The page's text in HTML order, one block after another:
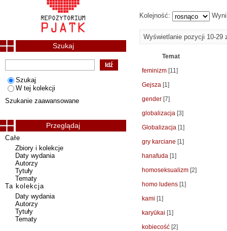
Kolejność:
Wyświetlanie pozycji 10-29
Temat
feminizm [11]
Gejsza [1]
gender [7]
globalizacja [3]
Globalizacja [1]
gry karciane [1]
hanafuda [1]
homoseksualizm [2]
homo ludens [1]
kami [1]
karyūkai [1]
kobiecość [2]
Szukaj
Szukaj
W tej kolekcji
Szukanie zaawansowane
Przeglądaj
Całe
Zbiory i kolekcje
Daty wydania
Autorzy
Tytuły
Tematy
Ta kolekcja
Daty wydania
Autorzy
Tytuły
Tematy